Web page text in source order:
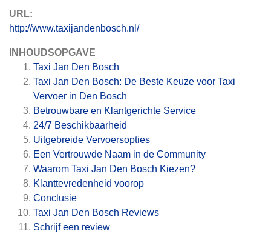
URL:
http://www.taxijandenbosch.nl/
INHOUDSOPGAVE
Taxi Jan Den Bosch
Taxi Jan Den Bosch: De Beste Keuze voor Taxi
Vervoer in Den Bosch
Betrouwbare en Klantgerichte Service
24/7 Beschikbaarheid
Uitgebreide Vervoersopties
Een Vertrouwde Naam in de Community
Waarom Taxi Jan Den Bosch Kiezen?
Klanttevredenheid voorop
Conclusie
Taxi Jan Den Bosch Reviews
Schrijf een review